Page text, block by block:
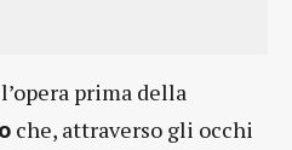
l’opera prima della
che, attraverso gli occhi